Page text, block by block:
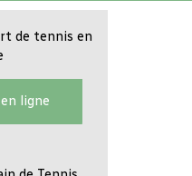
de tennis en
ligne